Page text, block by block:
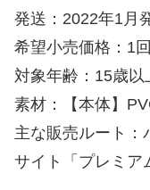
発送：2022年1月
希望小売価格：1
対象年齢：15歳以
素材：【本体】
主な販売ルート：
サイト「プレミア